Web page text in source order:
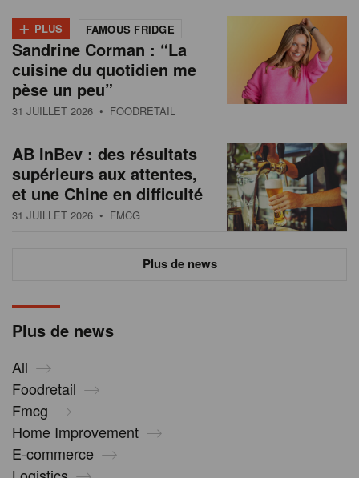
Plus de news
All
Foodretail
Fmcg
Home Improvement
E-commerce
+ PLUS FAMOUS FRIDGE
Sandrine Corman : “La
cuisine du quotidien me
pèse un peu”
31 JUILLET 2026 • FOODRETAIL
AB InBev : des résultats
supérieurs aux attentes,
et une Chine en difficulté
31 JUILLET 2026 • FMCG
Plus de news